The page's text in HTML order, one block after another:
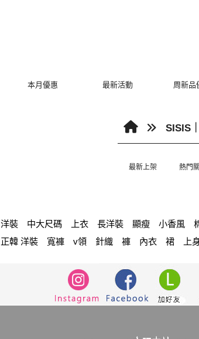
本月優惠 最新活動 周新品
SISIS
最新上架 熱門
洋裝 中大尺碼 上衣 長洋裝 顯瘦 小香風
正韓 洋裝
寬褲 v領 針織 褲 內衣 裙 上
中大 法式 宴會 西裝外套 下身
海軍領 針織上衣 蕾絲 刷毛 格紋